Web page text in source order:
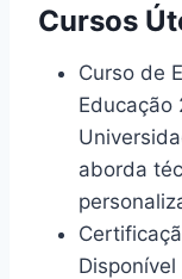
Cursos
Curso de
Educação
aborda